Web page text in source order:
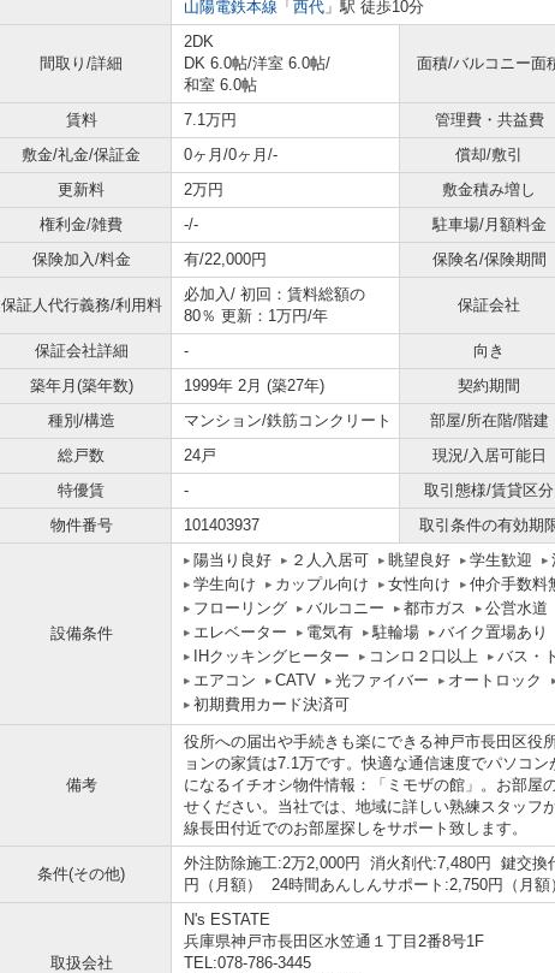
山陽電鉄本線 「 西代 」駅 徒歩10分
間取り/詳細
2DK
DK 6.0帖/洋室 6.0帖/
和室 6.0帖
面積/バルコニー面
賃料 7.1万円 管理費・共益費
敷金/礼金/保証金
0ヶ月/0ヶ月/- 償却/敷引
更新料
2万円 敷金積み増し
権利金/雑費
-/- 駐車場/月額料金
保険加入/料金
有/22,000円 保険名/保険期間
保証人代行義務/利用料
必加入/ 初回：賃料総額の
80％ 更新：1万円/年
保証会社
保証会社詳細 - 向き
築年月(築年数)
1999年 2月 (築27年) 契約期間
種別/構造
マンション/鉄筋コンクリート 部屋/所在階/階建
総戸数
24戸 現況/入居可能日
特優賃
- 取引態様/賃貸区分
物件番号
101403937 取引条件の有効期
設備条件
陽当り良好 ２人入居可 眺望良好 学生歓迎
学生向け
カップル向け 女性向け 仲介手数料
フローリング
バルコニー 都市ガス 公営水道
エレベーター
電気有 駐輪場 バイク置場あり
IHクッキングヒーター
コンロ２口以上 バス・
エアコン
CATV 光ファイバー オートロック
初期費用カード決済可
備考
役所への届出や手続きも楽にできる神戸市長田区役
ョンの家賃は7.1万です。快適な通信速度でパソコ
になるイチオシ物件情報：「ミモザの館」。お部屋
せください。当社では、地域に詳しい熟練スタッフ
線長田付近でのお部屋探しをサポート致します。
条件(その他)
外注防除施工:2万2,000円 消火剤代:7,480円 鍵交
円（月額） 24時間あんしんサポート:2,750円（月額
取扱会社
N's ESTATE
兵庫県神戸市長田区水笠通１丁目2番8号1F
TEL:078-786-3445